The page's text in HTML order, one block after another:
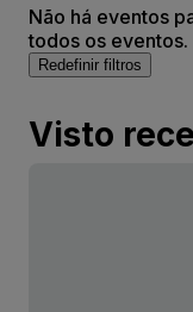
Não há eventos
todos os eventos.
Redefinir filtros
Visto